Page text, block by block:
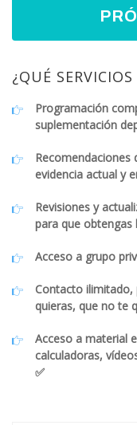
¿QUÉ
Programación
suplementación
Recomendaciones
evidencia actual y
Revisiones y
para que
Acceso a grupo
Contacto ilimitado,
quieras, que no te
Acceso a material
calculadoras,
✅